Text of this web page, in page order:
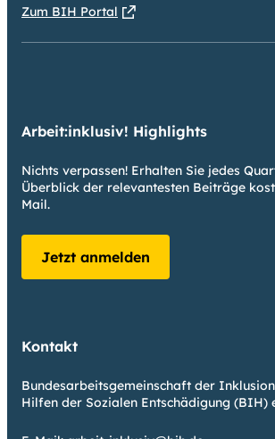
Zum BIH Portal
Arbeit:inklusiv! Highlights
Nichts verpassen! Erhalten Sie jedes
Überblick der relevantesten Beiträge
Mail.
Jetzt anmelden
Kontakt
Bundesarbeitsgemeinschaft der
Hilfen der Sozialen Entschädigung (BIH)